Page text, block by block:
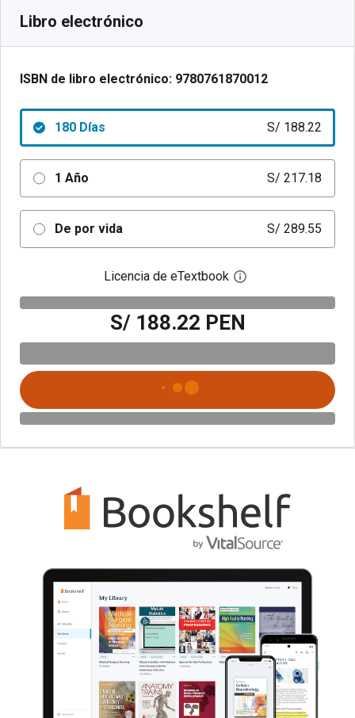
Libro electrónico
ISBN de libro electrónico: 9780761870012
180 Días S/ 188.22
1 Año S/ 217.18
De por vida S/ 289.55
Licencia de eTextbook Abre el cuadro de
S/ 188.22 PEN